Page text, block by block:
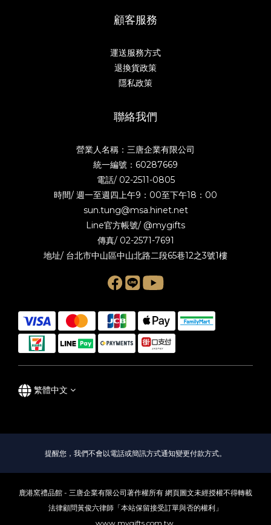
顧客服務
運送服務方式
退換貨政策
隱私政策
聯絡我們
營業人名稱：三唐企業有限公司
統一編號：60287669
電話/ 02-2511-0805
時間/ 週一至週四上午9：00至下午18：00
sun.tung@msa.hinet.net
Line官方帳號/ @mygifts
傳真/ 02-2571-7691
地址/ 台北市中山區中山北路二段65巷12之3號1樓
繁體中文
提醒您，我們不會以電話或簡訊方式通知變更付款方式。
鹿港窯禮品館 - 三唐企業有限公司著作權所有 網頁圖文未經授權不得轉載
法律顧問黃俊六律師「本站保留接受訂單與否的權利」
www.mygifts.com.tw